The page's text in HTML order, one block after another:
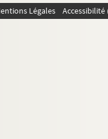
Légales